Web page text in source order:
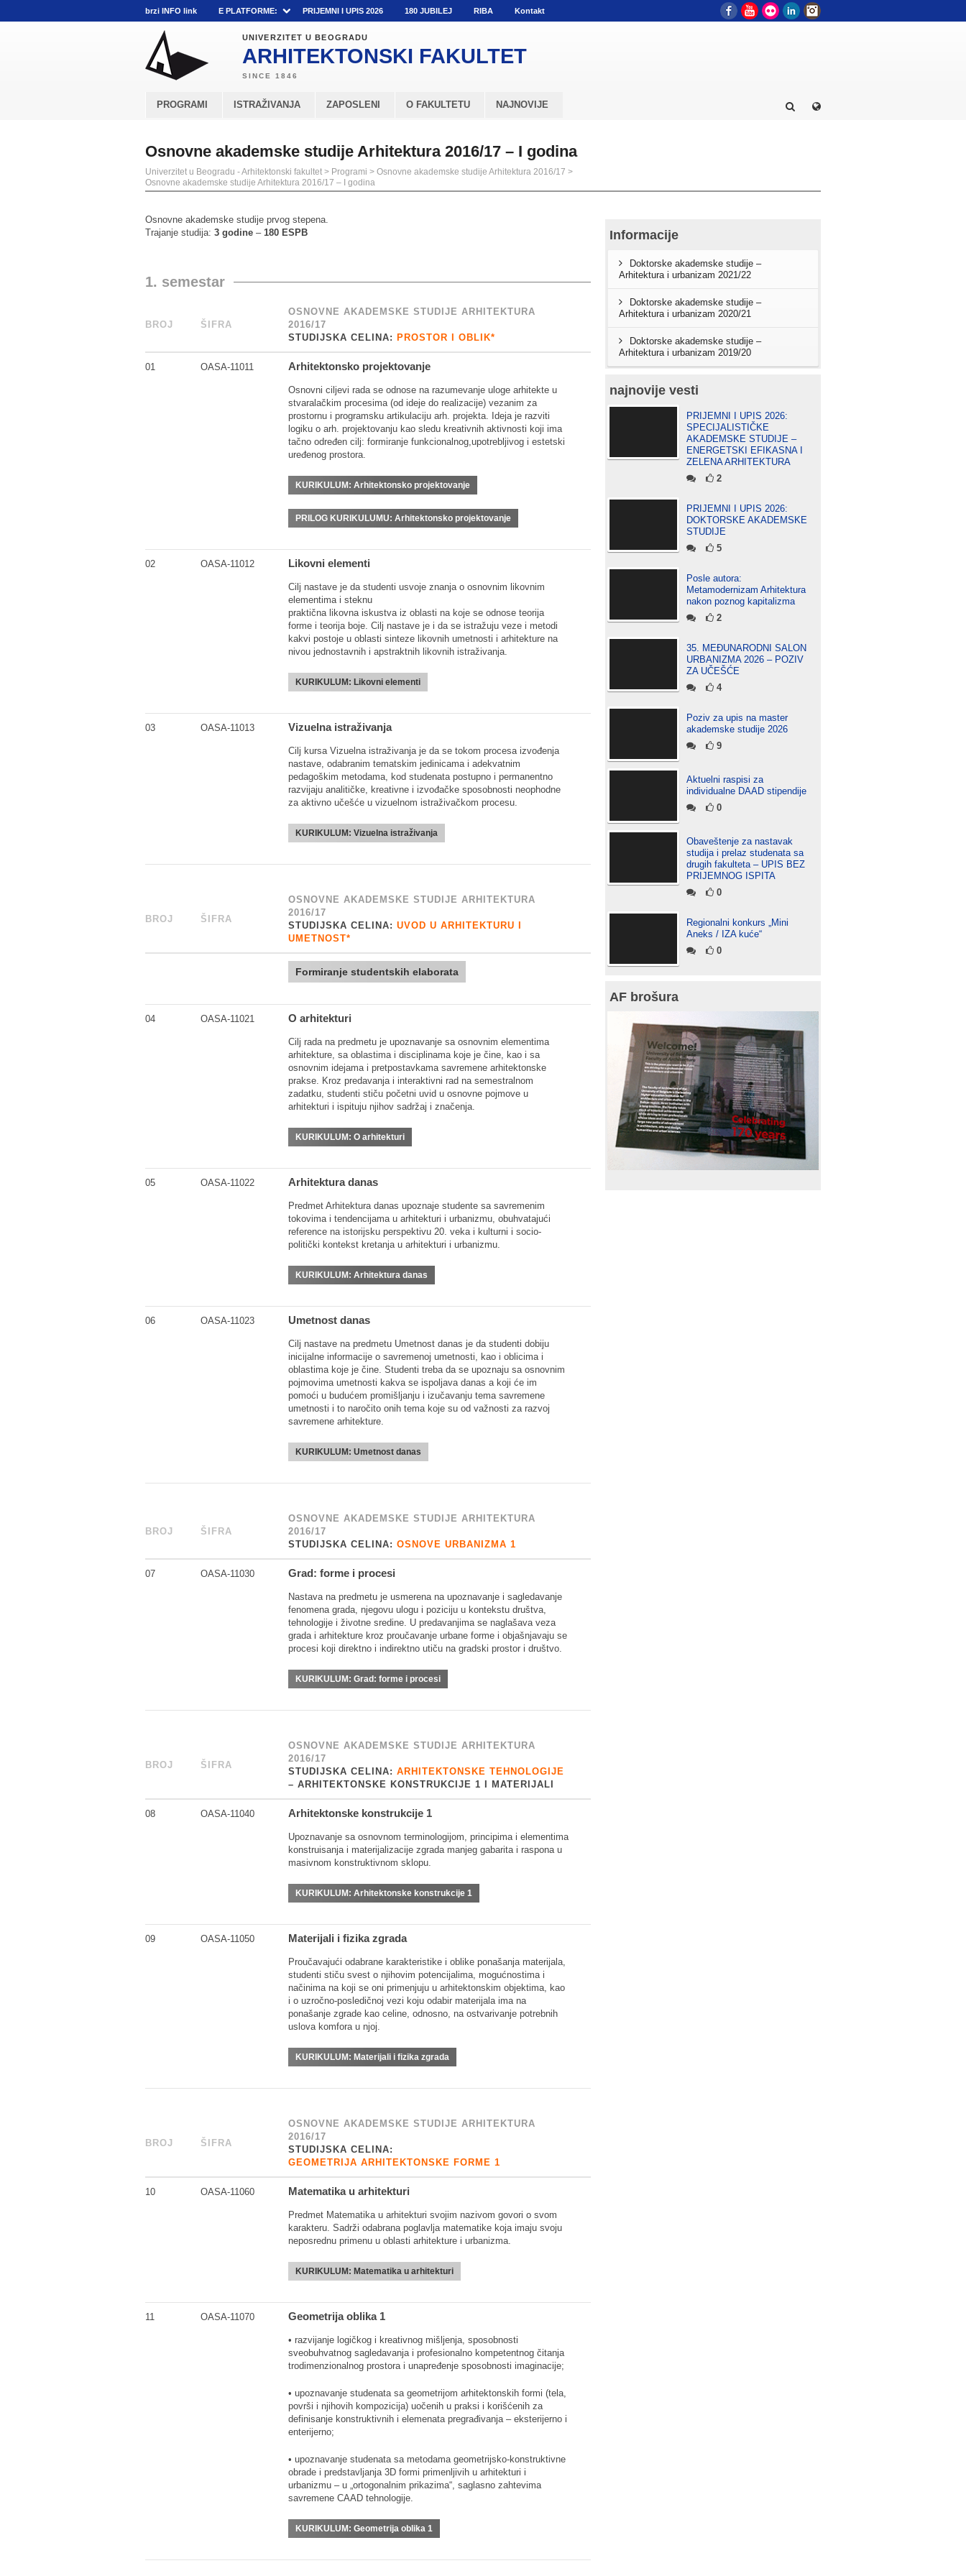
brzi INFO link E PLATFORME: PRIJEMNI I UPIS 2026 180 JUBILEJ RIBA Kontakt FacebookYouTube
Flickr LinkedIn
UNIVERZITET U BEOGRADU
ARHITEKTONSKI FAKULTET
PROGRAMI ISTRAŽIVANJA ZAPOSLENI O FAKULTETU NAJNOVIJE
Osnovne akademske studije Arhitektura 2016/17 – I godina
Univerzitet u Beogradu - Arhitektonski fakultet > Programi > Osnovne akademske studije Arhitektura 2016/17 >
Osnovne akademske studije Arhitektura 2016/17 – I godina
Osnovne akademske studije prvog stepena.
Trajanje studija: 3 godine – 180 ESPB
1. semestar
BROJ ŠIFRA
OSNOVNE AKADEMSKE STUDIJE ARHITEKTURA
2016/17
STUDIJSKA CELINA: PROSTOR I OBLIK*
01 OASA-11011 Arhitektonsko projektovanje
Osnovni ciljevi rada se odnose na razumevanje uloge arhitekte u
stvaralačkim procesima (od ideje do realizacije) vezanim za
prostornu i programsku artikulaciju arh. projekta. Ideja je razviti
logiku o arh. projektovanju kao sledu kreativnih aktivnosti koji ima
tačno određen cilj: formiranje funkcionalnog,upotrebljivog i estetski
uređenog prostora.
KURIKULUM: Arhitektonsko projektovanje
PRILOG KURIKULUMU: Arhitektonsko projektovanje
02 OASA-11012 Likovni elementi
Cilj nastave je da studenti usvoje znanja o osnovnim likovnim
elementima i steknu
praktična likovna iskustva iz oblasti na koje se odnose teorija
forme i teorija boje. Cilj nastave je i da se istražuju veze i metodi
kakvi postoje u oblasti sinteze likovnih umetnosti i arhitekture na
nivou jednostavnih i apstraktnih likovnih istraživanja.
KURIKULUM: Likovni elementi
03 OASA-11013 Vizuelna istraživanja
Cilj kursa Vizuelna istraživanja je da se tokom procesa izvođenja
nastave, odabranim tematskim jedinicama i adekvatnim
pedagoškim metodama, kod studenata postupno i permanentno
razvijaju analitičke, kreativne i izvođačke sposobnosti neophodne
za aktivno učešće u vizuelnom istraživačkom procesu.
KURIKULUM: Vizuelna istraživanja
BROJ ŠIFRA
OSNOVNE AKADEMSKE STUDIJE ARHITEKTURA
2016/17
STUDIJSKA CELINA: UVOD U ARHITEKTURU I
UMETNOST*
Formiranje studentskih elaborata
04 OASA-11021 O arhitekturi
Cilj rada na predmetu je upoznavanje sa osnovnim elementima
arhitekture, sa oblastima i disciplinama koje je čine, kao i sa
osnovnim idejama i pretpostavkama savremene arhitektonske
prakse. Kroz predavanja i interaktivni rad na semestralnom
zadatku, studenti stiču početni uvid u osnovne pojmove u
arhitekturi i ispituju njihov sadržaj i značenja.
KURIKULUM: O arhitekturi
05 OASA-11022 Arhitektura danas
Predmet Arhitektura danas upoznaje studente sa savremenim
tokovima i tendencijama u arhitekturi i urbanizmu, obuhvatajući
reference na istorijsku perspektivu 20. veka i kulturni i socio-
politički kontekst kretanja u arhitekturi i urbanizmu.
KURIKULUM: Arhitektura danas
06 OASA-11023 Umetnost danas
Cilj nastave na predmetu Umetnost danas je da studenti dobiju
inicijalne informacije o savremenoj umetnosti, kao i oblicima i
oblastima koje je čine. Studenti treba da se upoznaju sa osnovnim
pojmovima umetnosti kakva se ispoljava danas a koji će im
pomoći u budućem promišljanju i izučavanju tema savremene
umetnosti i to naročito onih tema koje su od važnosti za razvoj
savremene arhitekture.
KURIKULUM: Umetnost danas
BROJ ŠIFRA
OSNOVNE AKADEMSKE STUDIJE ARHITEKTURA
2016/17
STUDIJSKA CELINA: OSNOVE URBANIZMA 1
07 OASA-11030 Grad: forme i procesi
Nastava na predmetu je usmerena na upoznavanje i sagledavanje
fenomena grada, njegovu ulogu i poziciju u kontekstu društva,
tehnologije i životne sredine. U predavanjima se naglašava veza
grada i arhitekture kroz proučavanje urbane forme i objašnjavaju se
procesi koji direktno i indirektno utiču na gradski prostor i društvo.
KURIKULUM: Grad: forme i procesi
BROJ ŠIFRA
OSNOVNE AKADEMSKE STUDIJE ARHITEKTURA
2016/17
STUDIJSKA CELINA: ARHITEKTONSKE TEHNOLOGIJE
– ARHITEKTONSKE KONSTRUKCIJE 1 I MATERIJALI
08 OASA-11040 Arhitektonske konstrukcije 1
Upoznavanje sa osnovnom terminologijom, principima i elementima
konstruisanja i materijalizacije zgrada manjeg gabarita i raspona u
masivnom konstruktivnom sklopu.
KURIKULUM: Arhitektonske konstrukcije 1
09 OASA-11050 Materijali i fizika zgrada
Proučavajući odabrane karakteristike i oblike ponašanja materijala,
studenti stiču svest o njihovim potencijalima, mogućnostima i
načinima na koji se oni primenjuju u arhitektonskim objektima, kao
i o uzročno-posledičnoj vezi koju odabir materijala ima na
ponašanje zgrade kao celine, odnosno, na ostvarivanje potrebnih
uslova komfora u njoj.
KURIKULUM: Materijali i fizika zgrada
BROJ ŠIFRA
OSNOVNE AKADEMSKE STUDIJE ARHITEKTURA
2016/17
STUDIJSKA CELINA:
GEOMETRIJA ARHITEKTONSKE FORME 1
10 OASA-11060 Matematika u arhitekturi
Predmet Matematika u arhitekturi svojim nazivom govori o svom
karakteru. Sadrži odabrana poglavlja matematike koja imaju svoju
neposrednu primenu u oblasti arhitekture i urbanizma.
KURIKULUM: Matematika u arhitekturi
11 OASA-11070 Geometrija oblika 1
• razvijanje logičkog i kreativnog mišljenja, sposobnosti
sveobuhvatnog sagledavanja i profesionalno kompetentnog čitanja
trodimenzionalnog prostora i unapređenje sposobnosti imaginacije;
• upoznavanje studenata sa geometrijom arhitektonskih formi (tela,
površi i njihovih kompozicija) uočenih u praksi i korišćenih za
definisanje konstruktivnih i elemenata pregrađivanja – eksterijerno i
enterijerno;
• upoznavanje studenata sa metodama geometrijsko-konstruktivne
obrade i predstavljanja 3D formi primenljivih u arhitekturi i
urbanizmu – u „ortogonalnim prikazima“, saglasno zahtevima
savremene CAAD tehnologije.
KURIKULUM: Geometrija oblika 1
Informacije
Doktorske akademske studije –
Arhitektura i urbanizam 2021/22
Doktorske akademske studije –
Arhitektura i urbanizam 2020/21
Doktorske akademske studije –
Arhitektura i urbanizam 2019/20
najnovije vesti
PRIJEMNI I UPIS 2026:
SPECIJALISTIČKE
AKADEMSKE STUDIJE –
ENERGETSKI EFIKASNA I
ZELENA ARHITEKTURA
2
PRIJEMNI I UPIS 2026:
DOKTORSKE AKADEMSKE
STUDIJE
5
Posle autora:
Metamodernizam Arhitektura
nakon poznog kapitalizma
2
35. MEĐUNARODNI SALON
URBANIZMA 2026 – POZIV
ZA UČEŠĆE
4
Poziv za upis na master
akademske studije 2026
9
Aktuelni raspisi za
individualne DAAD stipendije
0
Obaveštenje za nastavak
studija i prelaz studenata sa
drugih fakulteta – UPIS BEZ
PRIJEMNOG ISPITA
0
Regionalni konkurs „Mini
Aneks / IZA kuće“
0
AF brošura